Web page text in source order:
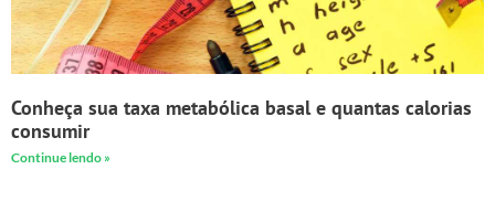
Conheça sua taxa metabólica basal e quantas calorias
consumir
Continue lendo »